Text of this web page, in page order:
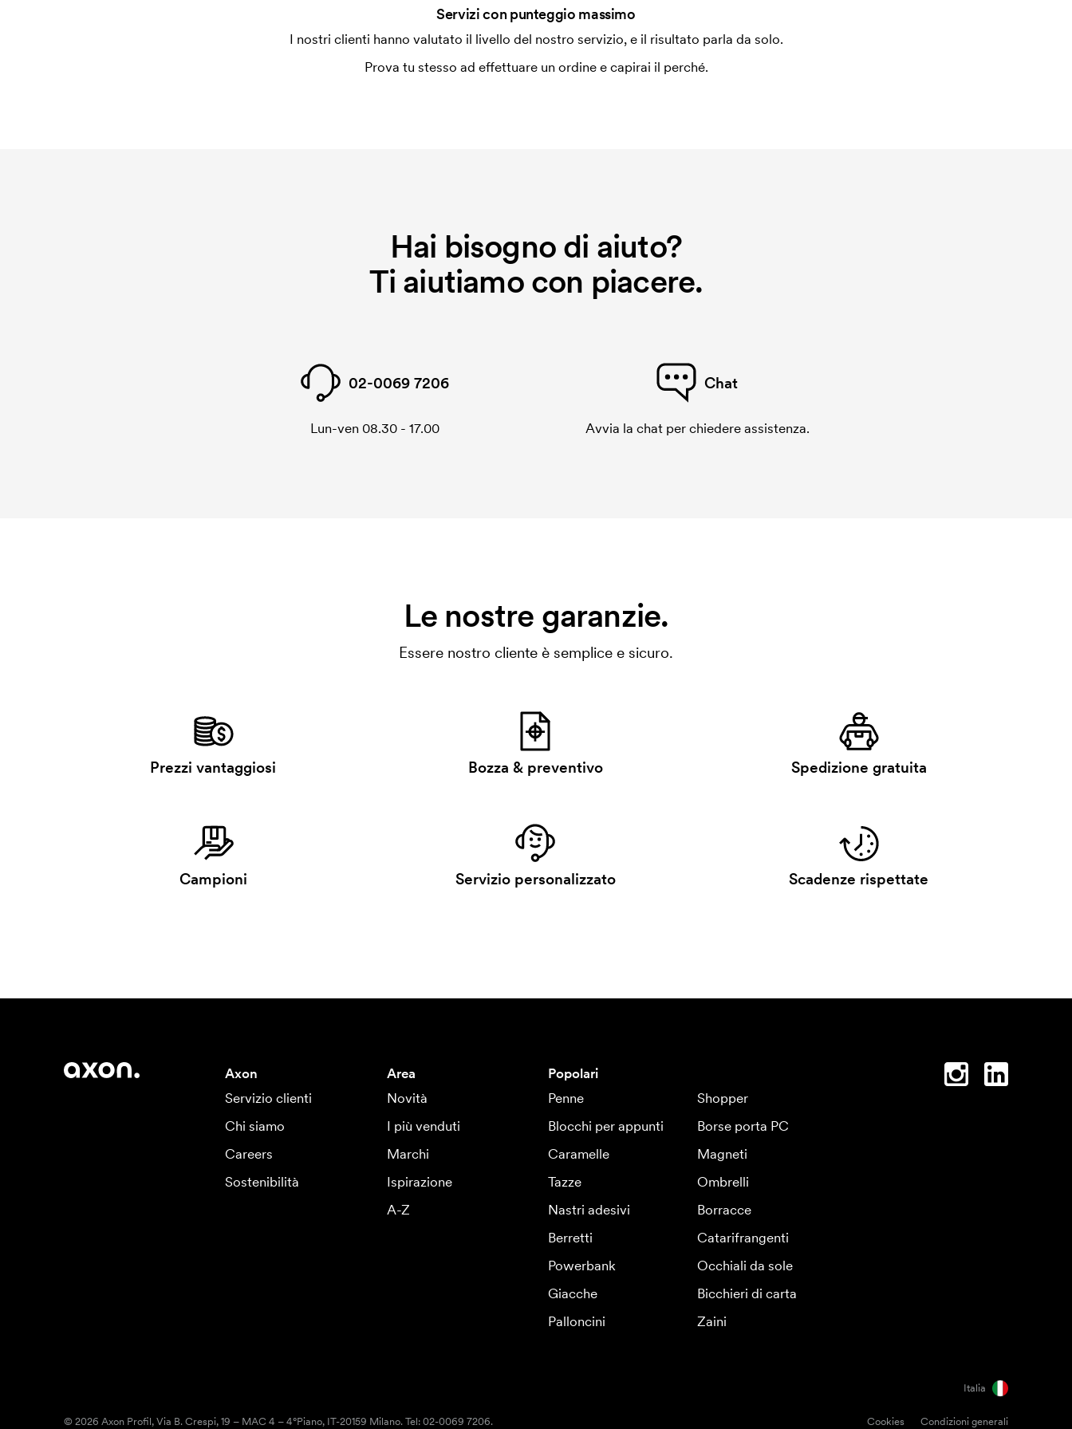
Servizi con punteggio massimo
I nostri clienti hanno valutato il livello del nostro servizio, e il risultato parla da solo.
Prova tu stesso ad effettuare un ordine e capirai il perché.
Hai bisogno di aiuto?
Ti aiutiamo con piacere.
02-0069 7206
Lun-ven 08.30 - 17.00
Chat
Avvia la chat per chiedere assistenza.
Le nostre garanzie.
Essere nostro cliente è semplice e sicuro.
Prezzi vantaggiosi Bozza & preventivo Spedizione gratuita
Campioni Servizio personalizzato Scadenze rispettate
Axon
Servizio clienti
Chi siamo
Careers
Sostenibilità
Area
Novità
I più venduti
Marchi
Ispirazione
A-Z
Popolari
Penne
Shopper
Blocchi per appunti
Borse porta PC
Caramelle
Magneti
Tazze
Ombrelli
Nastri adesivi
Borracce
Berretti
Catarifrangenti
Powerbank
Occhiali da sole
Giacche
Bicchieri di carta
Palloncini
Zaini
Italia
Cookies Condizioni generali
© 2026 Axon Profil, Via B. Crespi, 19 – MAC 4 – 4°Piano, IT-20159 Milano. Tel: 02-0069 7206.